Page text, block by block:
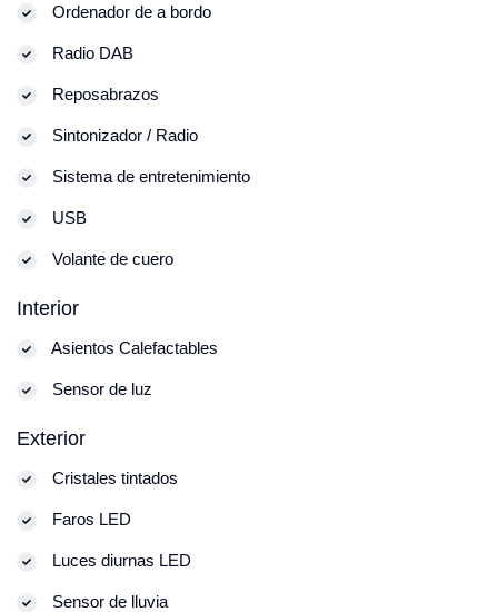
Ordenador de a bordo
Radio DAB
Reposabrazos
Sintonizador / Radio
Sistema de entretenimiento
USB
Volante de cuero
Interior
Asientos Calefactables
Sensor de luz
Exterior
Cristales tintados
Faros LED
Luces diurnas LED
Sensor de lluvia